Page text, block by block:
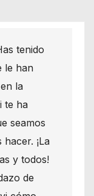
tenido
le han
la
te ha
seamos
¡La
y todos!
de